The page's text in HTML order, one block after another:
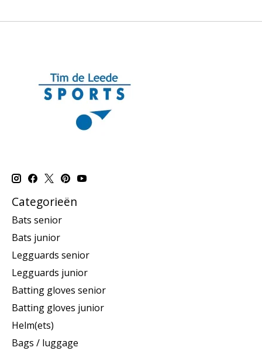
Categorieën
Bats senior
Bats junior
Legguards senior
Legguards junior
Batting gloves senior
Batting gloves junior
Helm(ets)
Bags / luggage